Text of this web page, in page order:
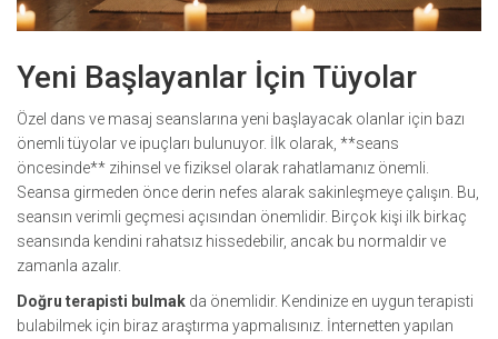
Yeni Başlayanlar İçin Tüyolar
Özel dans ve masaj seanslarına yeni başlayacak olanlar için bazı
önemli tüyolar ve ipuçları bulunuyor. İlk olarak, **seans
öncesinde** zihinsel ve fiziksel olarak rahatlamanız önemli.
Seansa girmeden önce derin nefes alarak sakinleşmeye çalışın. Bu,
seansın verimli geçmesi açısından önemlidir. Birçok kişi ilk birkaç
seansında kendini rahatsız hissedebilir, ancak bu normaldir ve
zamanla azalır.
Doğru terapisti bulmak da önemlidir. Kendinize en uygun terapisti
bulabilmek için biraz araştırma yapmalısınız. İnternetten yapılan